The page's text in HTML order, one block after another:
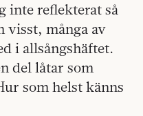
inte reflekterat så
visst, många av
i allsångshäftet.
del låtar som
som helst känns